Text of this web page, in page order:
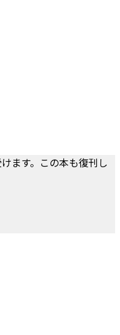
ます。この本も復刊し